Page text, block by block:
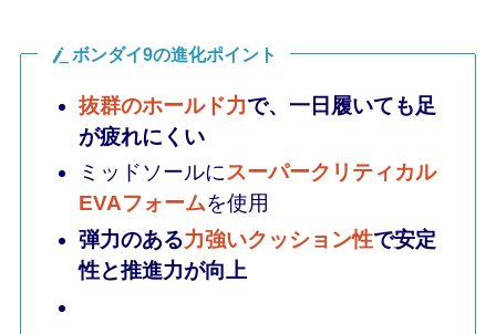
ボンダイ9の進化ポイント
抜群のホールド力で、一日履いても足
が疲れにくい
ミッドソールにスーパークリティカル
EVAフォームを使用
弾力のある力強いクッション性で安定
性と推進力が向上